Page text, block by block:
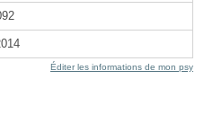
Éditer les informations de mon psy